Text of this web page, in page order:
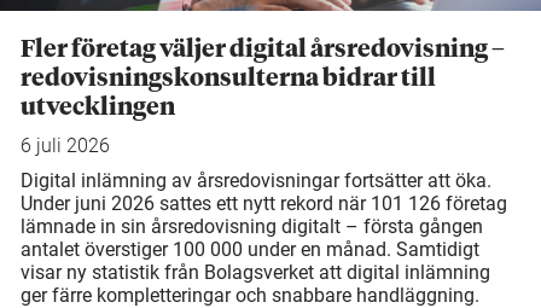
Fler företag väljer digital årsredovisning –
redovisningskonsulterna bidrar till
utvecklingen
6 juli 2026
Digital inlämning av årsredovisningar fortsätter att öka.
Under juni 2026 sattes ett nytt rekord när 101 126 företag
lämnade in sin årsredovisning digitalt – första gången
antalet överstiger 100 000 under en månad. Samtidigt
visar ny statistik från Bolagsverket att digital inlämning
ger färre kompletteringar och snabbare handläggning.